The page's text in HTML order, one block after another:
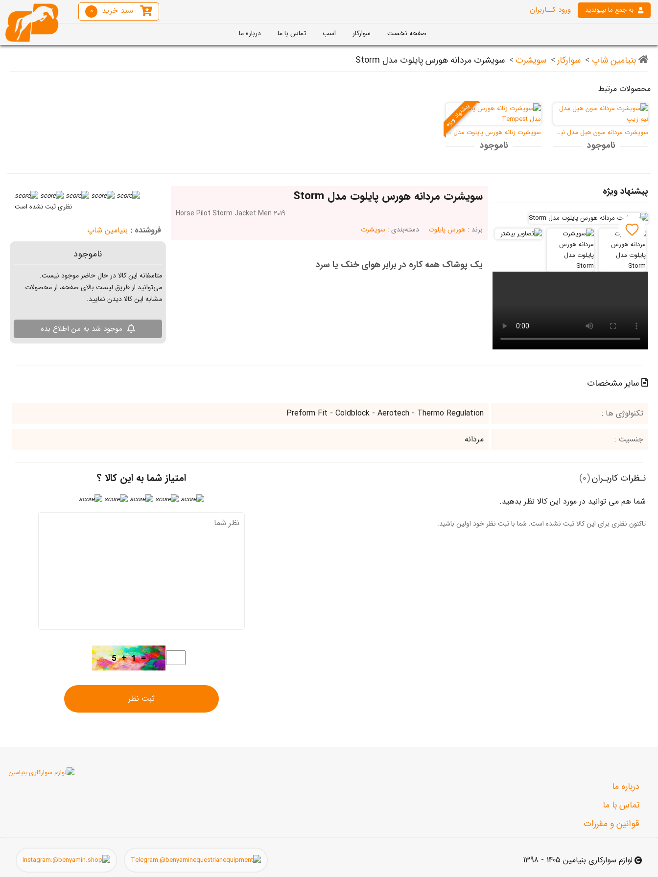
به جمع ما بپیوندید ورود کــاربران
صفحه نخست سوارکار اسب تماس با ما درباره ما
سبد خرید 0
بنیامین شاپ > سوارکار > سویشرت > سویشرت مردانه هورس پایلوت مدل Storm
محصولات مرتبط
سویشرت مردانه سون هیل مدل نیم زیپ
ناموجود
پیشنهاد ویژه
سویشرت زنانه هورس پایلوت مدل Tempes
ناموجود
پیشنهاد ویژه سویشرت مردانه هورس پایلوت مدل Storm
Horse Pilot Storm Jacket Men 2019
برند :هورس پایلوت دسته‌بندی : سویشرت
یک پوشاک همه کاره در برابر هوای خنک یا سرد
نظری ثبت نشده است
فروشنده : بنیامین شاپ
ناموجود
متاسفانه این کالا در حال حاضر موجود نیست.
می‌توانید از طریق لیست بالای صفحه، از محصولات
مشابه این کالا دیدن نمایید.
موجود شد به من اطلاع بده
سایر مشخصات
تکنولوژی ها : Preform Fit - Coldblock - Aerotech - Thermo Regulation
جنسیت : مردانه
نـظرات کاربـران(0)
شما هم می‌ توانید در مورد این کالا نظر بدهید.
تاکنون نظری برای این کالا ثبت نشده است. شما با ثبت نظر خود اولین باشید.
امتیاز شما به این کالا ؟
ثبت نظر
درباره ما
تماس با ما
قوانین و مقررات
لوازم سوارکاری بنیامین 1405 - 1398